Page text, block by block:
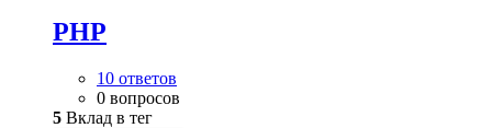
PHP
10 ответов
0 вопросов
5 Вклад в тег